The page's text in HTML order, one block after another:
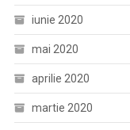
iunie 2020
mai 2020
aprilie 2020
martie 2020